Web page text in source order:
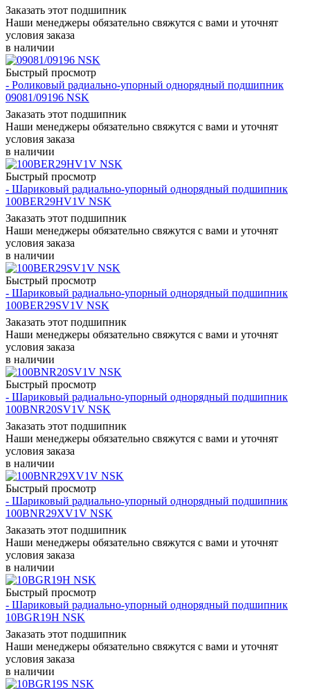
Заказать этот подшипник
Наши менеджеры обязательно свяжутся с вами и уточнят
условия заказа
в наличии
Быстрый просмотр
- Роликовый радиально-упорный однорядный подшипник
09081/09196 NSK
Заказать этот подшипник
Наши менеджеры обязательно свяжутся с вами и уточнят
условия заказа
в наличии
Быстрый просмотр
- Шариковый радиально-упорный однорядный подшипник
100BER29HV1V NSK
Заказать этот подшипник
Наши менеджеры обязательно свяжутся с вами и уточнят
условия заказа
в наличии
Быстрый просмотр
- Шариковый радиально-упорный однорядный подшипник
100BER29SV1V NSK
Заказать этот подшипник
Наши менеджеры обязательно свяжутся с вами и уточнят
условия заказа
в наличии
Быстрый просмотр
- Шариковый радиально-упорный однорядный подшипник
100BNR20SV1V NSK
Заказать этот подшипник
Наши менеджеры обязательно свяжутся с вами и уточнят
условия заказа
в наличии
Быстрый просмотр
- Шариковый радиально-упорный однорядный подшипник
100BNR29XV1V NSK
Заказать этот подшипник
Наши менеджеры обязательно свяжутся с вами и уточнят
условия заказа
в наличии
Быстрый просмотр
- Шариковый радиально-упорный однорядный подшипник
10BGR19H NSK
Заказать этот подшипник
Наши менеджеры обязательно свяжутся с вами и уточнят
условия заказа
в наличии